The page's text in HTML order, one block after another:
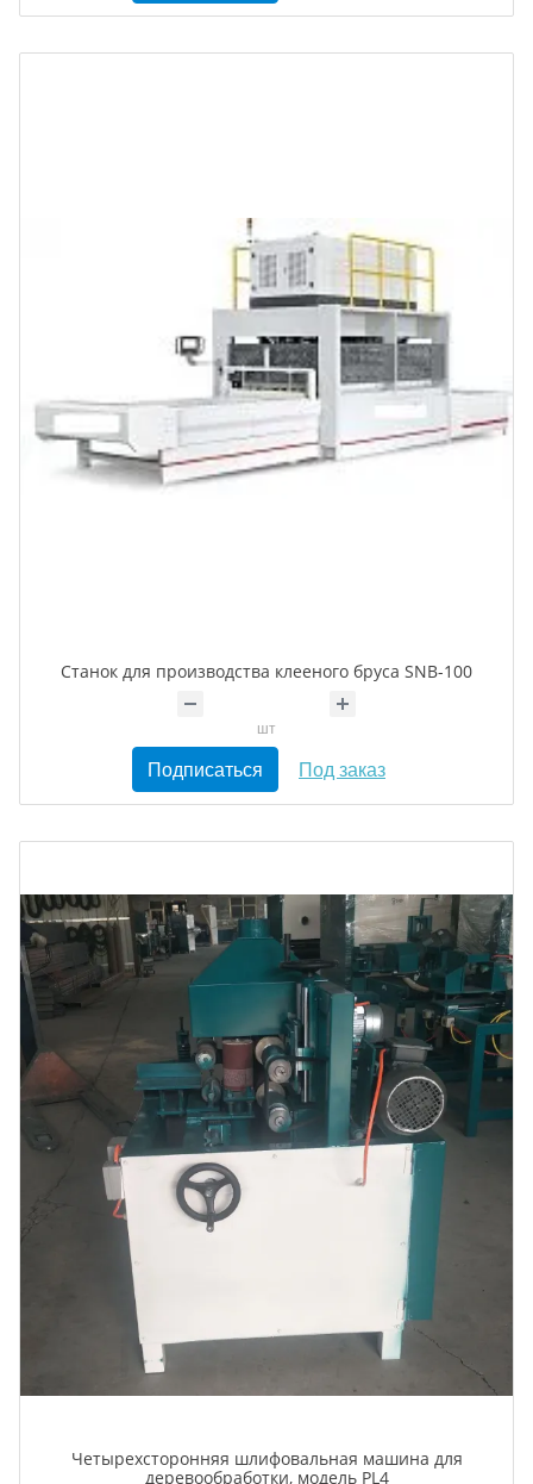
Станок для производства клееного бруса SNB-100
шт
Подписаться Под заказ
Четырехсторонняя шлифовальная машина для
деревообработки, модель PL4